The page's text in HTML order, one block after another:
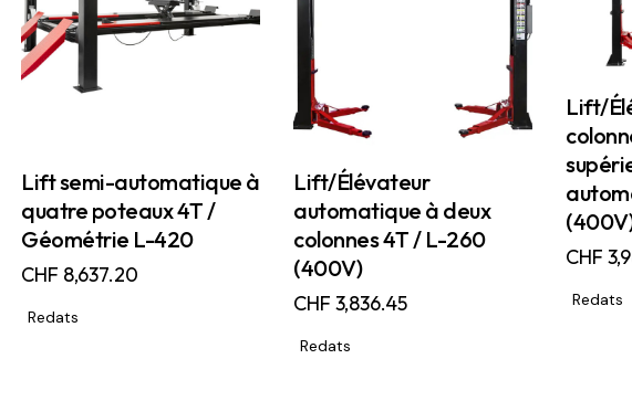
Lift semi-automatique à
quatre poteaux 4T /
Géométrie L-420
CHF 8,637.20
Redats
Lift/Élévateur
automatique à deux
colonnes 4T / L-260
(400V)
CHF 3,836.45
Redats
Lift/
CHF
Redats